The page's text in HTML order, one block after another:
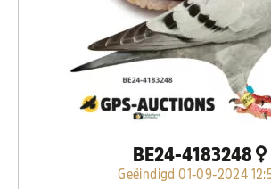
BE24-4183248
Geëindigd 01-09-2024